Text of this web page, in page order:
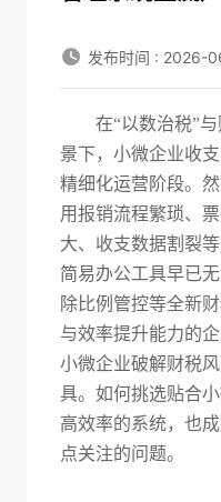
发布时间 : 2026-
在“以数治税”
景下，小微企业收
精细化运营阶段。
用报销流程繁琐、
大、收支数据割裂
简易办公工具早已
除比例管控等全新
与效率提升能力的
小微企业破解财税
具。如何挑选贴合
高效率的系统，也
点关注的问题。